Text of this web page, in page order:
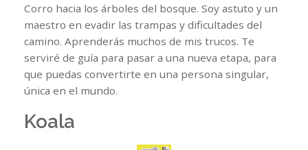
Corro hacia los árboles del bosque. Soy astuto y un
maestro en evadir las trampas y dificultades del
camino. Aprenderás muchos de mis trucos. Te
serviré de guía para pasar a una nueva etapa, para
que puedas convertirte en una persona singular,
única en el mundo.
Koala